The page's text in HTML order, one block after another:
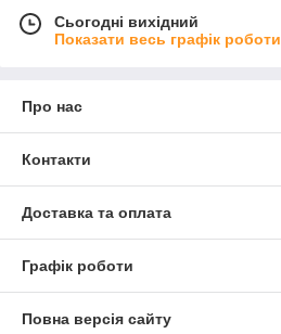
Сьогодні вихідний
Показати весь графік роботи
Про нас
Контакти
Доставка та оплата
Графік роботи
Повна версія сайту